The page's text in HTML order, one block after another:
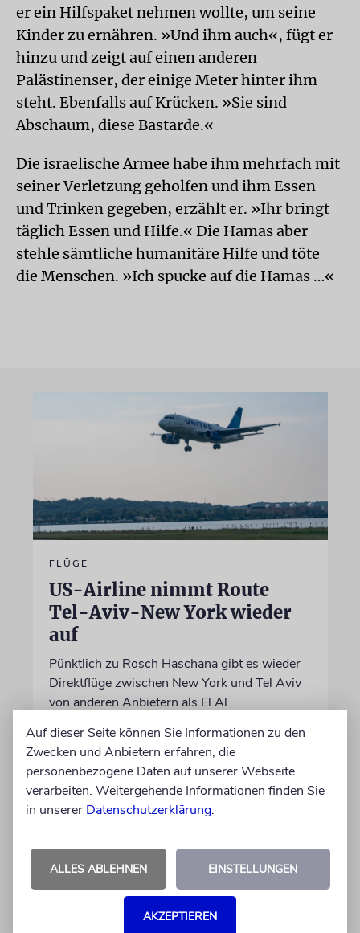
er ein Hilfspaket nehmen wollte, um seine
Kinder zu ernähren. »Und ihm auch«, fügt er
hinzu und zeigt auf einen anderen
Palästinenser, der einige Meter hinter ihm
steht. Ebenfalls auf Krücken. »Sie sind
Abschaum, diese Bastarde.«
Die israelische Armee habe ihm mehrfach mit
seiner Verletzung geholfen und ihm Essen
und Trinken gegeben, erzählt er. »Ihr bringt
täglich Essen und Hilfe.« Die Hamas aber
stehle sämtliche humanitäre Hilfe und töte
die Menschen. »Ich spucke auf die Hamas …«
FLÜGE
US-Airline nimmt Route
Tel-Aviv-New York wieder
auf
Pünktlich zu Rosch Haschana gibt es wieder
Direktflüge zwischen New York und Tel Aviv
von anderen Anbietern als El Al
09.08.2026
Auf dieser Seite können Sie Informationen zu den
Zwecken und Anbietern erfahren, die
personenbezogene Daten auf unserer Webseite
verarbeiten. Weitergehende Informationen finden Sie
in unserer Datenschutzerklärung.
ALLES ABLEHNEN EINSTELLUNGEN
AKZEPTIEREN